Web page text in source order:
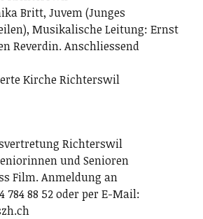
Britt, Juvem (Junges
Musikalische Leitung: Ernst
Reverdin. Anschliessend
Kirche Richterswil
Richterswil
und Senioren
Film. Anmeldung an
784 88 52 oder per E-Mail: